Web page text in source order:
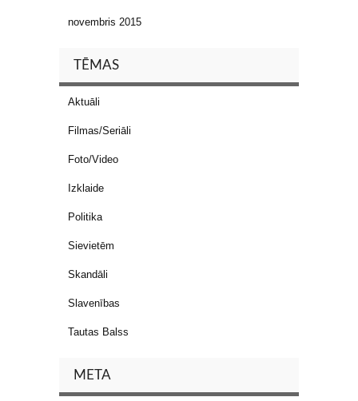
novembris 2015
TĒMAS
Aktuāli
Filmas/Seriāli
Foto/Video
Izklaide
Politika
Sievietēm
Skandāli
Slavenības
Tautas Balss
META